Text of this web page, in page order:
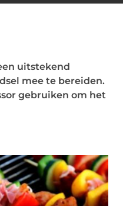
uitstekend
mee te bereiden.
gebruiken om het